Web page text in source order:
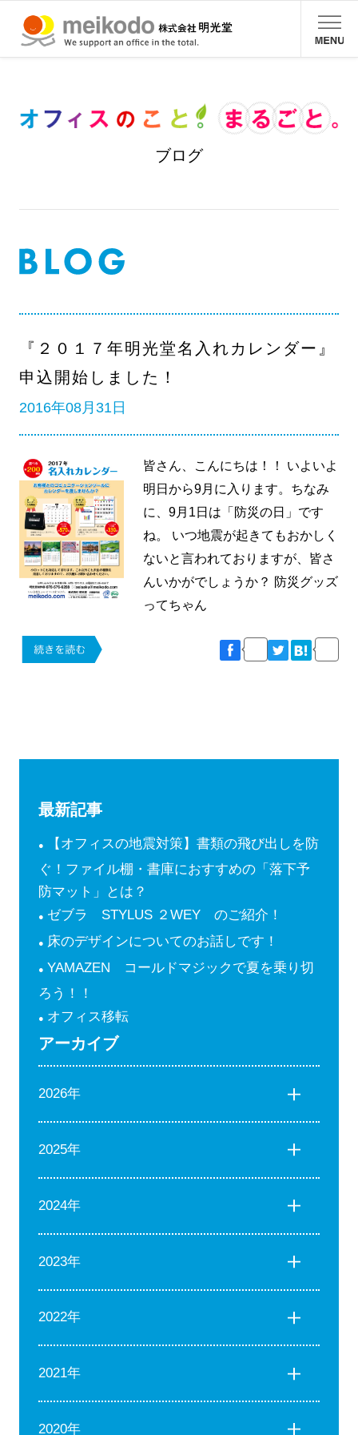
ブログ
『２０１７年明光堂名入れカレンダー』
申込開始しました！
2016年08月31日
皆さん、こんにちは！！ いよいよ
明日から9月に入ります。ちなみ
に、9月1日は「防災の日」です
ね。 いつ地震が起きてもおかしく
ないと言われておりますが、皆さ
んいかがでしょうか？ 防災グッズ
ってちゃん
最新記事
【オフィスの地震対策】書類の飛び出しを防
ぐ！ファイル棚・書庫におすすめの「落下予
防マット」とは？
ゼブラ STYLUS ２WEY のご紹介！
床のデザインについてのお話しです！
YAMAZEN コールドマジックで夏を乗り切
ろう！！
オフィス移転
アーカイブ
2026年
2025年
2024年
2023年
2022年
2021年
2020年